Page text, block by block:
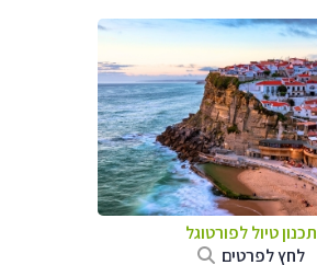
תכנון טיול לפורטוגל
לחץ לפרטים